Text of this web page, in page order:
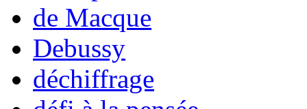
de Macque
Debussy
déchiffrage